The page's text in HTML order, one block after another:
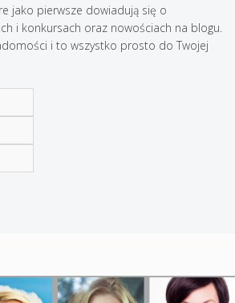
jako pierwsze dowiadują się o
i konkursach oraz nowościach na blogu.
i to wszystko prosto do Twojej